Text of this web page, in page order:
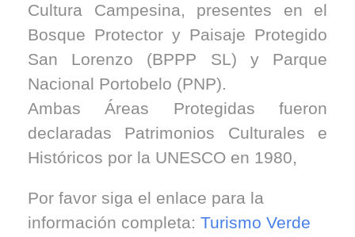
Cultura Campesina, presentes en el
Bosque Protector y Paisaje Protegido
San Lorenzo (BPPP SL) y Parque
Nacional Portobelo (PNP).
Ambas Áreas Protegidas fueron
declaradas Patrimonios Culturales e
Históricos por la UNESCO en 1980,
Por favor siga el enlace para la
información completa: Turismo Verde